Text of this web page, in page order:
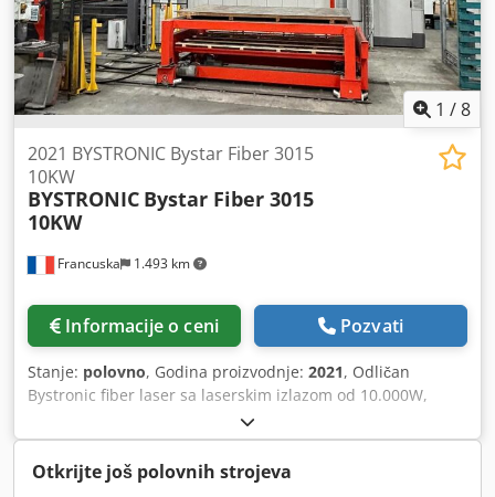
1 /8
Francuska 1.493 km
2021 BYSTRONIC Bystar Fiber 3015
10KW
BYSTRONIC Bystar Fiber 3015
10KW
Informacije o ceni Pozvati
Stanje: polovno, Godina proizvodnje: 2021, Odličan
Bystronic fiber laser sa laserskim izlazom od 10.000W,
automatskom stanica za utovar i 2 skladišne kule. Može biti
pregledan u radu po dogovoru. Dostupnost: 10/2026
Uključeno: Automatska zamena dizni (64 dizne) Kamera za
detekciju Kerfscan Crodpfey T Nc Uox Aiyef Upravljanje
Otkrijte još polovnih strojeva